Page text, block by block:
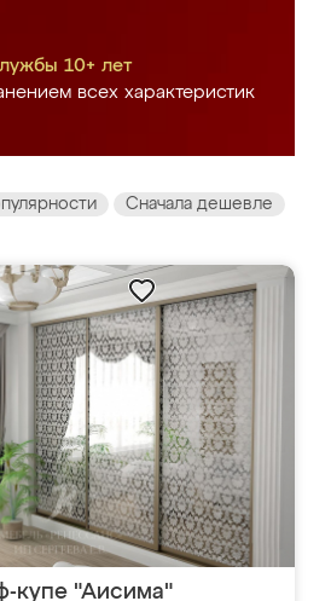
10+ лет
всех характеристик
Сначала дешевле
купе "Аисима"